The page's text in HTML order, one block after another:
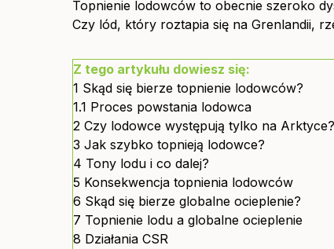
Topnienie lodowców to obecnie szeroko
Czy lód, który roztapia się na Grenlandii,
Z tego artykułu dowiesz się:
1 Skąd się bierze topnienie lodowców?
1.1 Proces powstania lodowca
2 Czy lodowce występują tylko na Arktyce?
3 Jak szybko topnieją lodowce?
4 Tony lodu i co dalej?
5 Konsekwencja topnienia lodowców
6 Skąd się bierze globalne ocieplenie?
7 Topnienie lodu a globalne ocieplenie
8 Działania CSR